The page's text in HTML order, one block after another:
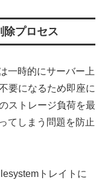
除プロセス
一時的にサーバー上
要になるため即座に
ストレージ負荷を最
てしまう問題を防止
トレイトに